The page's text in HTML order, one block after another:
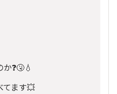
❓️🤧💧
てます💥